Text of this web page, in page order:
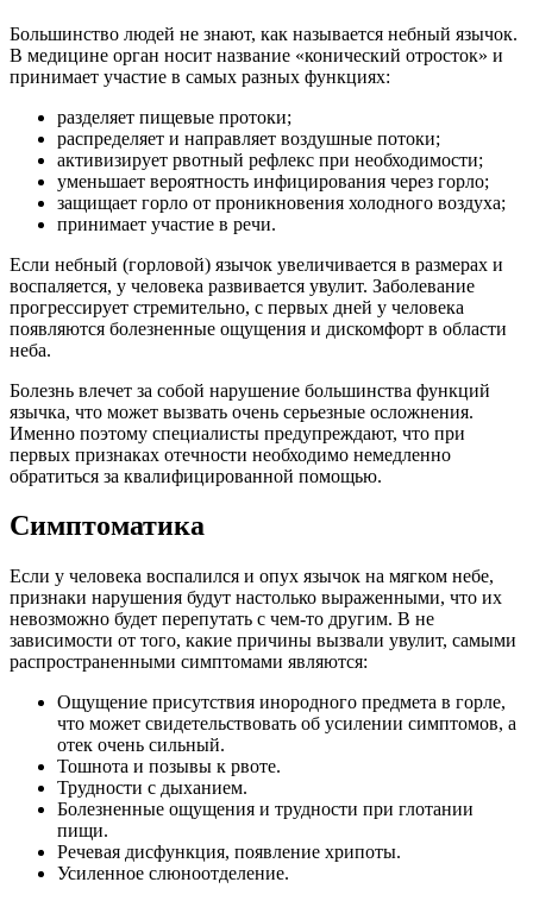
Большинство людей не знают, как называется небный язычок.
В медицине орган носит название «конический отросток» и
принимает участие в самых разных функциях:
разделяет пищевые протоки;
распределяет и направляет воздушные потоки;
активизирует рвотный рефлекс при необходимости;
уменьшает вероятность инфицирования через горло;
защищает горло от проникновения холодного воздуха;
принимает участие в речи.
Если небный (горловой) язычок увеличивается в размерах и
воспаляется, у человека развивается увулит. Заболевание
прогрессирует стремительно, с первых дней у человека
появляются болезненные ощущения и дискомфорт в области
неба.
Болезнь влечет за собой нарушение большинства функций
язычка, что может вызвать очень серьезные осложнения.
Именно поэтому специалисты предупреждают, что при
первых признаках отечности необходимо немедленно
обратиться за квалифицированной помощью.
Симптоматика
Если у человека воспалился и опух язычок на мягком небе,
признаки нарушения будут настолько выраженными, что их
невозможно будет перепутать с чем-то другим. В не
зависимости от того, какие причины вызвали увулит, самыми
распространенными симптомами являются:
Ощущение присутствия инородного предмета в горле,
что может свидетельствовать об усилении симптомов, а
отек очень сильный.
Тошнота и позывы к рвоте.
Трудности с дыханием.
Болезненные ощущения и трудности при глотании
пищи.
Речевая дисфункция, появление хрипоты.
Усиленное слюноотделение.